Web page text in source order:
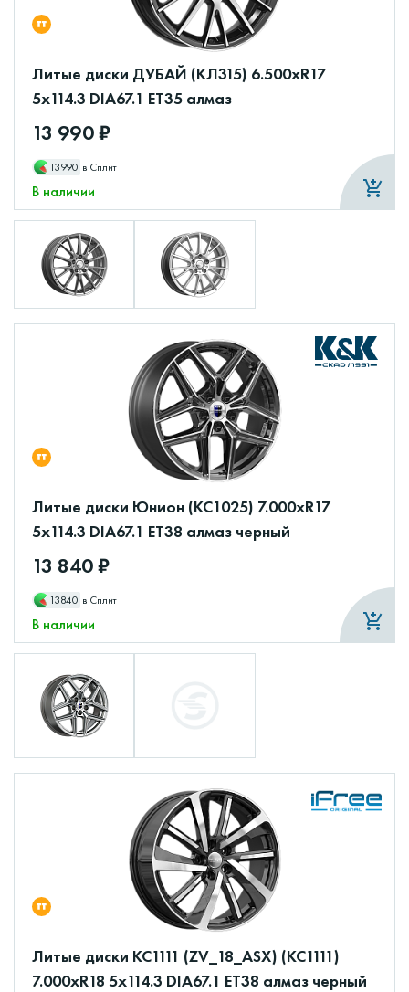
Литые диски ДУБАЙ (КЛ315) 6.500xR17
5x114.3 DIA67.1 ET35 алмаз
13 990 ₽
13990 в Сплит
В наличии
Литые диски Юнион (КС1025) 7.000xR17
5x114.3 DIA67.1 ET38 алмаз черный
13 840 ₽
13840 в Сплит
В наличии
Литые диски КС1111 (ZV_18_ASX) (КС1111)
7.000xR18 5x114.3 DIA67.1 ET38 алмаз черный